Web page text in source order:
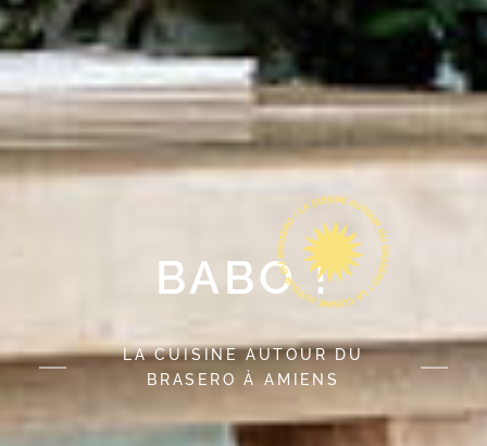
BABO !
LA CUISINE AUTOUR DU
BRASERO À AMIENS